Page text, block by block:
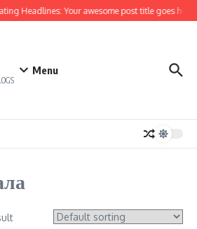
Headlines: Your awesome post title goes here
Menu